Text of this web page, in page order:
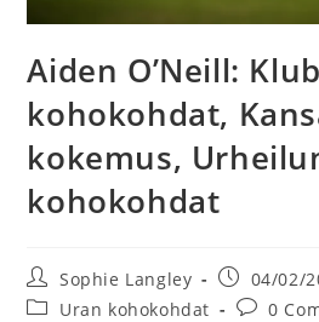
Aiden O’Neill:
kohokohdat,
kokemus,
kohokohdat
Post
author:
Sophie Langley
Post
published:
04/02/
PostUran kohokohdat
Post0